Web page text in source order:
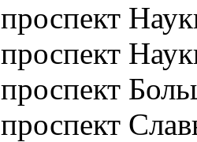
проспект
проспект
проспект
проспект